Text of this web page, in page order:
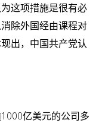
这项措施是很有必
除外国经由课程对
出，中国共产党认
亿美元的公司多